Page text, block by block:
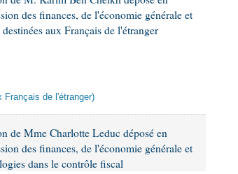
des finances, de l'économie générale et
aux Français de l'étranger
Français de l'étranger)
de Mme Charlotte Leduc déposé en
des finances, de l'économie générale et
dans le contrôle fiscal